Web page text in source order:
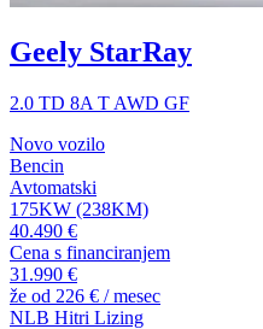
Geely StarRay
2.0 TD 8A T AWD GF
Novo vozilo
Bencin
Avtomatski
175KW (238KM)
40.490 €
Cena s financiranjem
31.990 €
že od 226 € / mesec
NLB Hitri Lizing